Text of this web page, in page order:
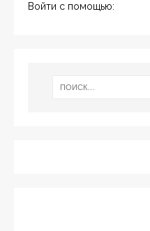
Войти с помощью: